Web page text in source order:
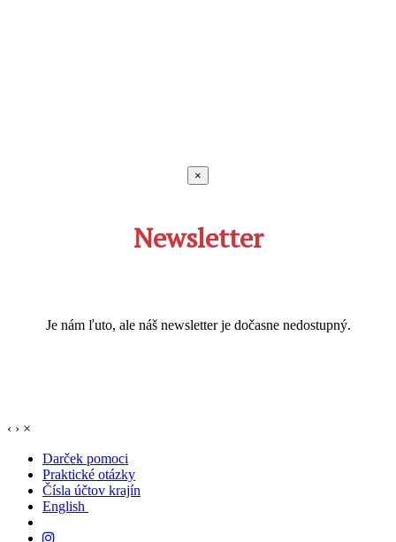
×
Newsletter
Je nám ľuto, ale náš newsletter je dočasne nedostupný.
‹ › ×
Darček pomoci
Praktické otázky
Čísla účtov krajín
English